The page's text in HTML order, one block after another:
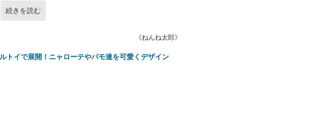
続きを読む
《ねんね太郎》
トイで展開！ニャローテやパモ達を可愛くデザイン